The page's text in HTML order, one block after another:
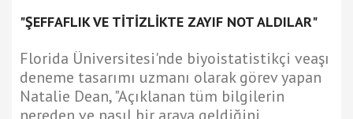
"ŞEFFAFLIK VE TİTİZLİKTE ZAYIF NOT ALDILAR"
Florida Üniversitesi'nde biyoistatistikçi veaşı
deneme tasarımı uzmanı olarak görev yapan
Natalie Dean, "Açıklanan tüm bilgilerin
nereden ve nasıl bir araya geldiğini